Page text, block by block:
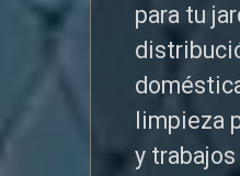
para tu
limpieza
y